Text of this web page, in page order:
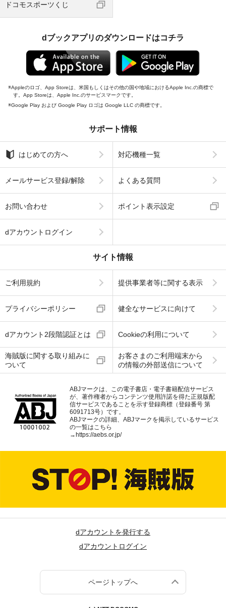
ドコモスポーツくじ
dブックアプリのダウンロードはコチラ
Appleのロゴ、App Storeは、米国もしくはその他の国や地域におけるApple Inc.の商標で
す。App Storeは、Apple Inc.のサービスマークです。
Google Play および Google Play ロゴは Google LLC の商標です。
サポート情報
はじめての方へ 対応機種一覧
メールサービス登録/解除 よくある質問
お問い合わせ ポイント表示設定
dアカウントログイン
サイト情報
ご利用規約 提供事業者等に関する表示
プライバシーポリシー 健全なサービスに向けて
dアカウント2段階認証とは Cookieの利用について
海賊版に関する取り組みに
ついて
お客さまのご利用端末から
の情報の外部送信について
ABJマークは、この電子書店・電子書籍配信サービス
が、著作権者からコンテンツ使用許諾を得た正規版配
信サービスであることを示す登録商標（登録番号 第
6091713号）です。
ABJマークの詳細、ABJマークを掲示しているサービス
の一覧はこちら
→https://aebs.or.jp/
dアカウントを発行する
dアカウントログイン
ページトップへ